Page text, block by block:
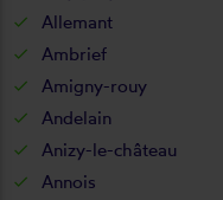
Allemant
Ambrief
Amigny-rouy
Andelain
Anizy-le-château
Annois